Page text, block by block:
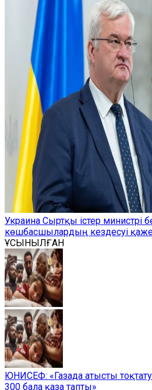
Украина Сыртқы істер министрі
көшбасшылардың кездесуі
ҰСЫНЫЛҒАН
ЮНИСЕФ: «Газада атысты
300 бала қаза тапты»